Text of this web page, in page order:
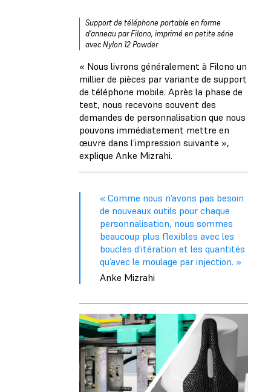
Support de téléphone portable en forme
d’anneau par Filono, imprimé en petite série
avec Nylon 12 Powder.
« Nous livrons généralement à Filono un
millier de pièces par variante de support
de téléphone mobile. Après la phase de
test, nous recevons souvent des
demandes de personnalisation que nous
pouvons immédiatement mettre en
œuvre dans l’impression suivante »,
explique Anke Mizrahi.
« Comme nous n’avons pas besoin
de nouveaux outils pour chaque
personnalisation, nous sommes
beaucoup plus flexibles avec les
boucles d’itération et les quantités
qu’avec le moulage par injection. »
Anke Mizrahi